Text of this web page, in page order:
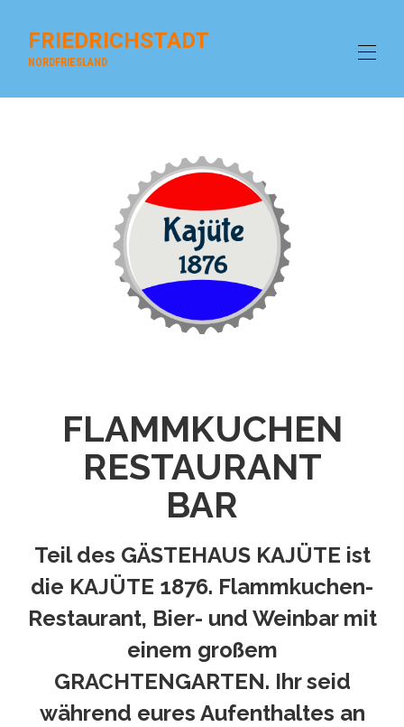
FRIEDRICHSTADT
NORDFRIESLAND
Overview
house beach SPO
galley
Contact
FLAMMKUCHEN
RESTAURANT
BAR
Teil des GÄSTEHAUS KAJÜTE ist
die KAJÜTE 1876. Flammkuchen-
Restaurant, Bier- und Weinbar mit
einem großem
GRACHTENGARTEN. Ihr seid
während eures Aufenthaltes an